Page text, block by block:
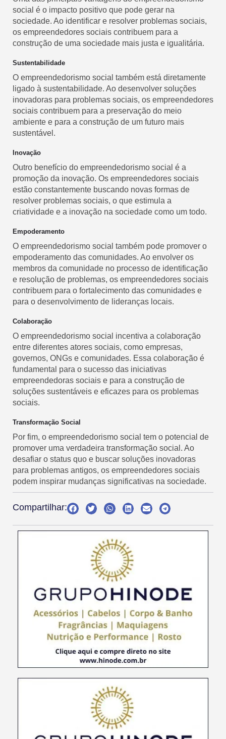
social é o impacto positivo que pode gerar na
sociedade. Ao identificar e resolver problemas sociais,
os empreendedores sociais contribuem para a
construção de uma sociedade mais justa e igualitária.
Sustentabilidade
O empreendedorismo social também está diretamente
ligado à sustentabilidade. Ao desenvolver soluções
inovadoras para problemas sociais, os empreendedores
sociais contribuem para a preservação do meio
ambiente e para a construção de um futuro mais
sustentável.
Inovação
Outro benefício do empreendedorismo social é a
promoção da inovação. Os empreendedores sociais
estão constantemente buscando novas formas de
resolver problemas sociais, o que estimula a
criatividade e a inovação na sociedade como um todo.
Empoderamento
O empreendedorismo social também pode promover o
empoderamento das comunidades. Ao envolver os
membros da comunidade no processo de identificação
e resolução de problemas, os empreendedores sociais
contribuem para o fortalecimento das comunidades e
para o desenvolvimento de lideranças locais.
Colaboração
O empreendedorismo social incentiva a colaboração
entre diferentes atores sociais, como empresas,
governos, ONGs e comunidades. Essa colaboração é
fundamental para o sucesso das iniciativas
empreendedoras sociais e para a construção de
soluções sustentáveis e eficazes para os problemas
sociais.
Transformação Social
Por fim, o empreendedorismo social tem o potencial de
promover uma verdadeira transformação social. Ao
desafiar o status quo e buscar soluções inovadoras
para problemas antigos, os empreendedores sociais
podem inspirar mudanças significativas na sociedade.
Compartilhar: